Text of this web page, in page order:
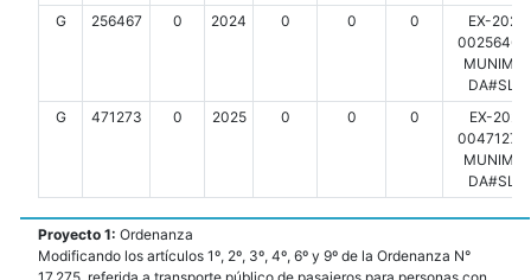
G
256467 0 2024 0 0 0
EX-
G
471273 0 2025 0 0 0
EX-
Proyecto 1: Ordenanza
Modificando los artículos 1º, 2º, 3º, 4º, 6º y 9º de la Ordenanza N°